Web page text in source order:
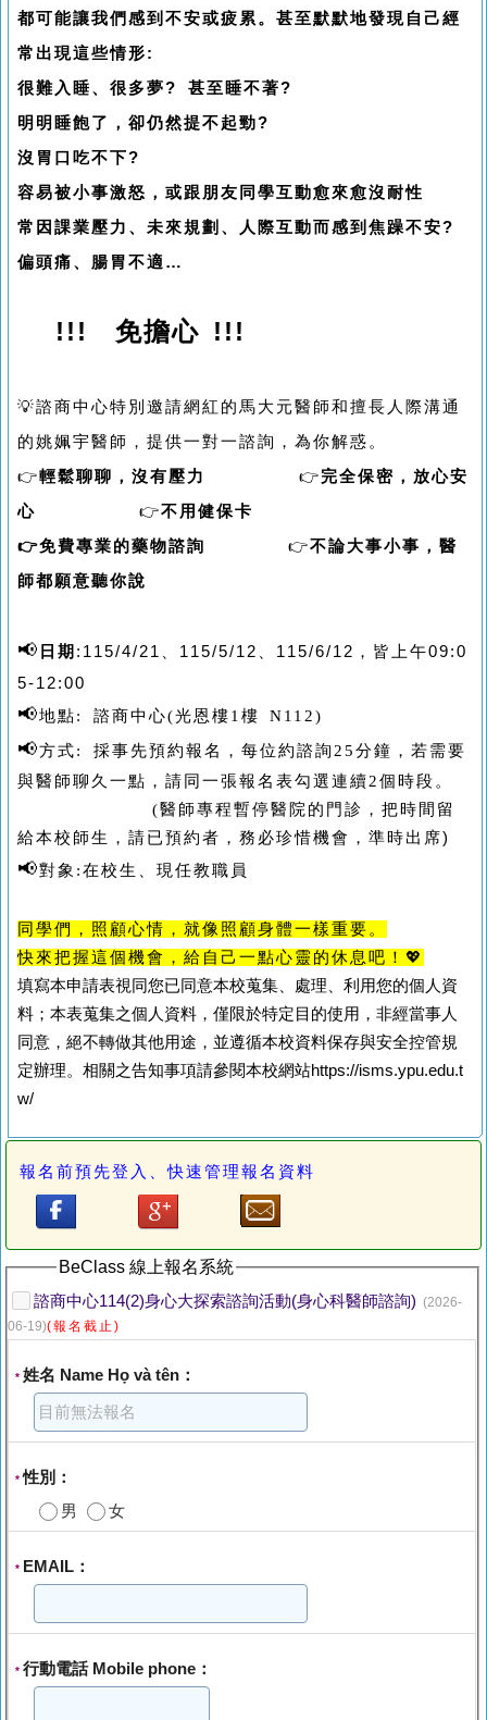
都可能讓我們感到不安或疲累。甚至默默地發現自己經
常出現這些情形:
很難入睡、很多夢? 甚至睡不著?
明明睡飽了，卻仍然提不起勁?
沒胃口吃不下?
容易被小事激怒，或跟朋友同學互動愈來愈沒耐性
常因課業壓力、未來規劃、人際互動而感到焦躁不安?
偏頭痛、腸胃不適 …
!!! 免擔心 !!!
💡諮商中心特別邀請網紅的馬大元醫師和擅長人際溝通
的姚姵宇醫師 ，提供一對一諮詢，為你解惑。
👉輕鬆聊聊，沒有壓力 👉完全保密，放心安
心👉不用健保卡
👉免費專業的藥物諮詢👉不論大事小事，醫
師都願意聽你說
📢 日期 : 115/4/21、 115/5/12、 115/6/12 ，皆上午09:0
5-12:00
📢地點: 諮商中心(光恩樓1樓 N112)
📢方式: 採事先預約報名，每位約諮詢25分鐘，若需要
與醫師聊久一點，請同一張報名表勾選連續2個時段。
(醫師專程暫停醫院的門診，把時間留
給本校師生，請已預約者，務必珍惜機會，準時出席)
📢對象:在校生、現任教職員
同學們，照顧心情，就像照顧身體一樣重要。
快來把握這個機會，給自己一點心靈的休息吧！ 💖
填寫本申請表視同您已同意本校蒐集、處理、利用您的個人資
料；本表蒐集之個人資料，僅限於特定目的使用，非經當事人
同意，絕不轉做其他用途，並遵循本校資料保存與安全控管規
定辦理。相關之告知事項請參閱本校網站https://isms.ypu.edu.t
w/
報名前預先登入、快速管理報名資料
BeClass 線上報名系統
諮商中心114(2)身心大探索諮詢活動(身心科醫師諮詢) (2026-
06-19)(報名截止)
* 姓名 Name Họ và tên：
*性別：
男
女
* EMAIL：
* 行動電話 Mobile phone：